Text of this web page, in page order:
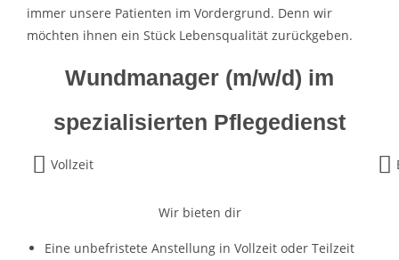
immer unsere Patienten im Vordergrund. Denn wir
möchten ihnen ein Stück Lebensqualität zurückgeben.
Wundmanager (m/w/d) im
spezialisierten Pflegedienst
Vollzeit
Wir bieten dir
Eine unbefristete Anstellung in Vollzeit oder Teilzeit